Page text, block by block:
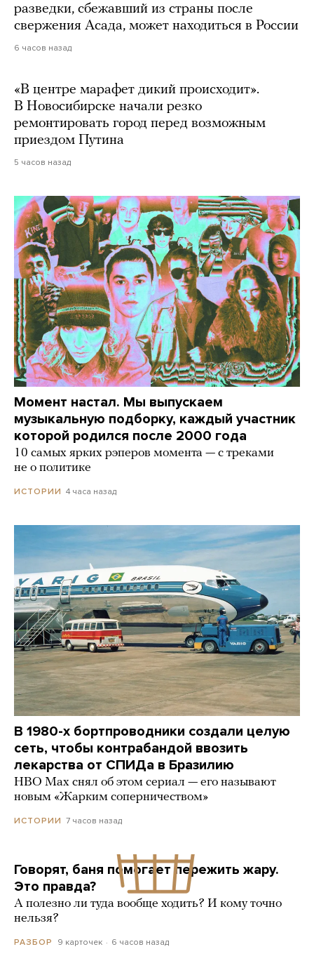
разведки, сбежавший из страны после
свержения Асада, может находиться в России
6 часов назад
«В центре марафет дикий происходит».
В Новосибирске начали резко
ремонтировать город перед возможным
приездом Путина
5 часов назад
Момент настал. Мы выпускаем
музыкальную подборку, каждый участник
которой родился после 2000 года
10 самых ярких рэперов момента — с треками
не о политике
ИСТОРИИ 4 часа назад
В 1980-х бортпроводники создали целую
сеть, чтобы контрабандой ввозить
лекарства от СПИДа в Бразилию
HBO Max снял об этом сериал — его называют
новым «Жарким соперничеством»
ИСТОРИИ 7 часов назад
Говорят, баня помогает пережить жару.
Это правда?
А полезно ли туда вообще ходить? И кому точно
нельзя?
РАЗБОР 9 карточек 6 часов назад